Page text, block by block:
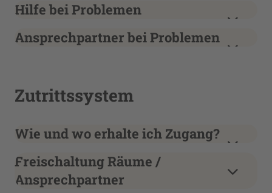
Hilfe bei Problemen
Ansprechpartner bei Problemen
Zutrittssystem
Wie und wo erhalte ich Zugang?
Freischaltung Räume /
Ansprechpartner